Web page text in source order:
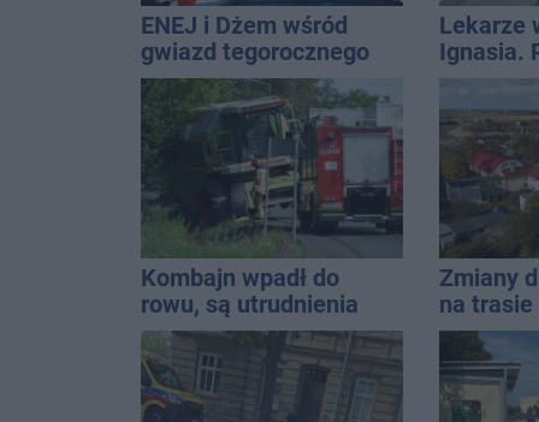
ENEJ i Dżem wśród
gwiazd tegorocznego
święta miasta
Lekarze
Ignasia.
Kombajn wpadł do
rowu, są utrudnienia
Zmiany
na